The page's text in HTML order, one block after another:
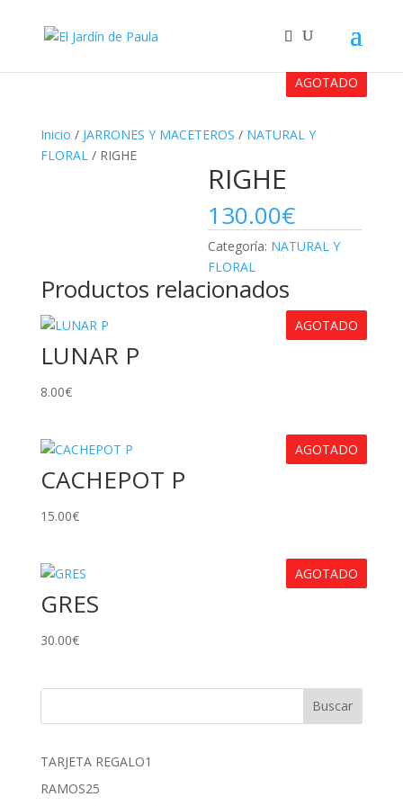
Inicio / JARRONES Y MACETEROS / NATURAL Y
FLORAL/ RIGHE
AGOTADO
RIGHE
130.00€
Categoría: NATURAL Y
FLORAL
Productos relacionados
AGOTADO
LUNAR P
8.00€
AGOTADO
CACHEPOT P
15.00€
AGOTADO
GRES
30.00€
TARJETA REGALO1
RAMOS2525